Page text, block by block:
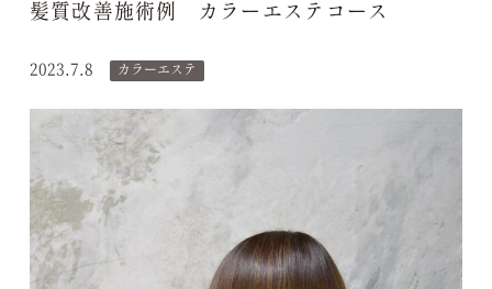
髪質改善施術例 カラーエステコース
2023.7.8 カラーエステ